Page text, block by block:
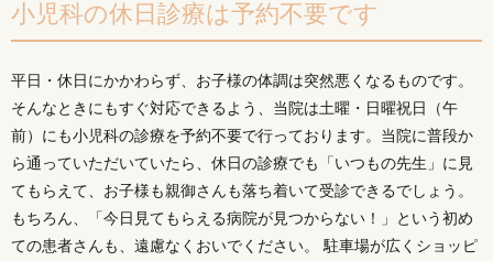
小児科の休日診療は予約不要です
平日・休日にかかわらず、お子様の体調は突然悪くなるものです。
そんなときにもすぐ対応できるよう、当院は土曜・日曜祝日（午
前）にも小児科の診療を予約不要で行っております。当院に普段か
ら通っていただいていたら、休日の診療でも「いつもの先生」に見
てもらえて、お子様も親御さんも落ち着いて受診できるでしょう。
もちろん、「今日見てもらえる病院が見つからない！」という初め
ての患者さんも、遠慮なくおいでください。 駐車場が広くショッピ